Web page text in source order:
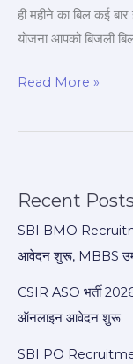
ही महीने का बिल कई
योजना आपको बिजली
Read More »
Recent Posts
SBI BMO
आवेदन शुरू, MBBS
CSIR ASO भर्ती
ऑनलाइन आवेदन शुरू
SBI PO